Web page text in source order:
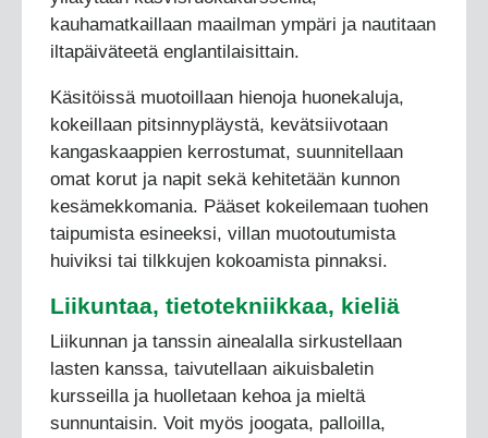
kauhamatkaillaan maailman ympäri ja nautitaan
iltapäiväteetä englantilaisittain.
Käsitöissä muotoillaan hienoja huonekaluja,
kokeillaan pitsinnypläystä, kevätsiivotaan
kangaskaappien kerrostumat, suunnitellaan
omat korut ja napit sekä kehitetään kunnon
kesämekkomania. Pääset kokeilemaan tuohen
taipumista esineeksi, villan muotoutumista
huiviksi tai tilkkujen kokoamista pinnaksi.
Liikuntaa, tietotekniikkaa, kieliä
Liikunnan ja tanssin ainealalla sirkustellaan
lasten kanssa, taivutellaan aikuisbaletin
kursseilla ja huolletaan kehoa ja mieltä
sunnuntaisin. Voit myös joogata, palloilla,